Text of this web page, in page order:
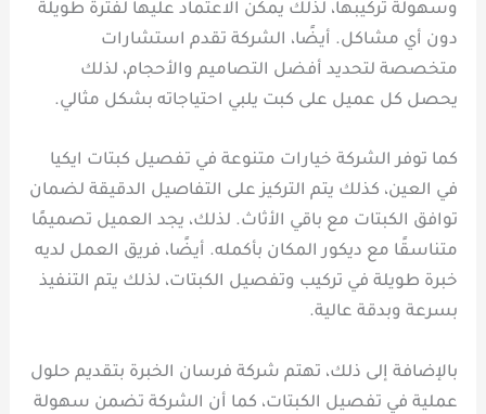
وسهولة تركيبها، لذلك يمكن الاعتماد عليها لفترة طويلة
دون أي مشاكل. أيضًا، الشركة تقدم استشارات
متخصصة لتحديد أفضل التصاميم والأحجام، لذلك
يحصل كل عميل على كبت يلبي احتياجاته بشكل مثالي.
كما توفر الشركة خيارات متنوعة في تفصيل كبتات ايكيا
في العين، كذلك يتم التركيز على التفاصيل الدقيقة لضمان
توافق الكبتات مع باقي الأثاث. لذلك، يجد العميل تصميمًا
متناسقًا مع ديكور المكان بأكمله. أيضًا، فريق العمل لديه
خبرة طويلة في تركيب وتفصيل الكبتات، لذلك يتم التنفيذ
بسرعة وبدقة عالية.
بالإضافة إلى ذلك، تهتم شركة فرسان الخبرة بتقديم حلول
عملية في تفصيل الكبتات، كما أن الشركة تضمن سهولة